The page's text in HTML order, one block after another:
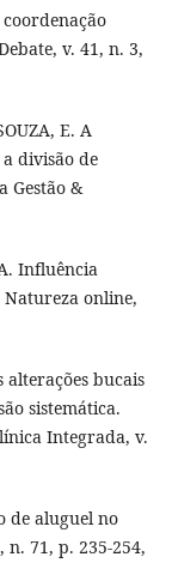
v. 41, n. 3,
E. A
divisão de
Gestão &
Influência
Natureza online,
alterações bucais
sistemática.
Integrada, v.
de aluguel no
n. 71, p. 235-254,